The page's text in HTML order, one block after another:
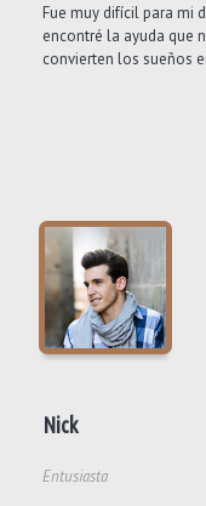
Fue muy difícil para mi
encontré la ayuda que
convierten los sueños
Nick
Entusiasta